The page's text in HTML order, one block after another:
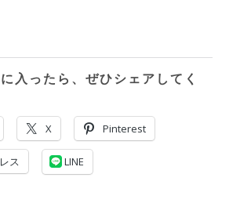
入ったら、ぜひシェアしてく
X Pinterest
ス LINE